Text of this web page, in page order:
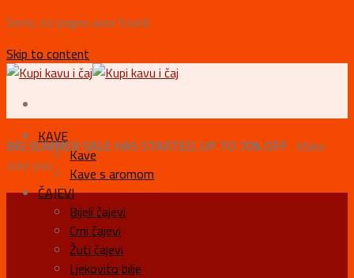
Sorry, no pages was found
Skip to content
KAVE
Kave
Kave s aromom
ČAJEVI
Bijeli čajevi
Crni čajevi
Žuti čajevi
Ljekovito bilje
BIG SUMMER SALE HAS STARTED. UP TO 70% OFF Make
sure you